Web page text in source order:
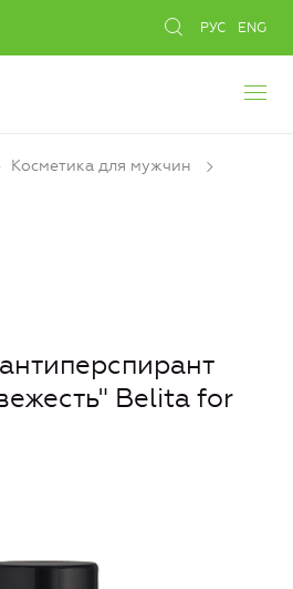
РУС ENG
Косметика для мужчин
Belita for